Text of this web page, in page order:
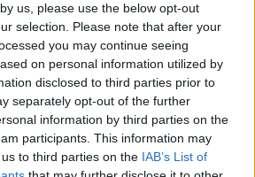
us, please use the below opt-out
selection. Please note that after your
you may continue seeing
on personal information utilized by
disclosed to third parties prior to
separately opt-out of the further
information by third parties on the
participants. This information may
to third parties on the IAB’s List of
και Τζορντάν ενισχύει τη
η απουσία του Νιανζού δεν
σημαντικά την αμυντική